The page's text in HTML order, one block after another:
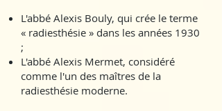
L'abbé Alexis Bouly, qui crée le terme
« radiesthésie » dans les années 1930
;
L'abbé Alexis Mermet, considéré
comme l'un des maîtres de la
radiesthésie moderne.